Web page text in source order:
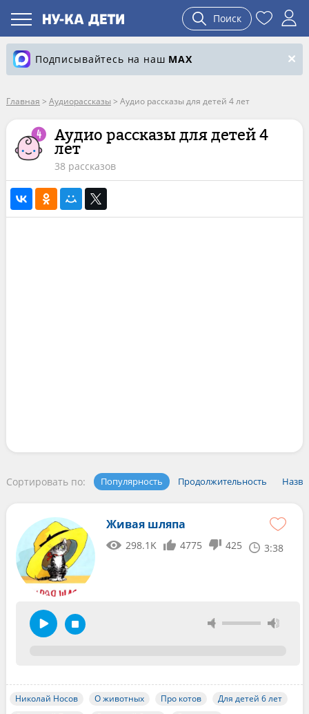
Поиск
Подписывайтесь на наш MAX
Главная > Аудиорассказы > Аудио рассказы для детей 4 лет
Аудио рассказы для детей 4
лет
38 рассказов
Сортировать по: Популярность Продолжительность
Живая шляпа
298.1K 4775 425 3:38
Николай Носов О животных Про котов
Для детей 6 лет